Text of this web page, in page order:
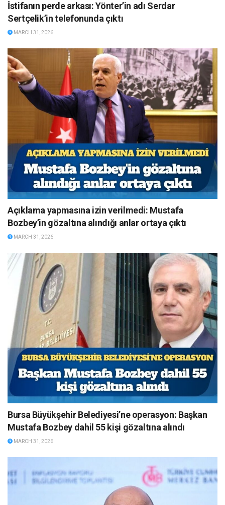
İstifanın perde arkası: Yönter’in adı Serdar
Sertçelik’in telefonunda çıktı
MARCH 31, 2026
Açıklama yapmasına izin verilmedi: Mustafa
Bozbey’in gözaltına alındığı anlar ortaya çıktı
MARCH 31, 2026
Bursa Büyükşehir Belediyesi’ne operasyon: Başkan
Mustafa Bozbey dahil 55 kişi gözaltına alındı
MARCH 31, 2026